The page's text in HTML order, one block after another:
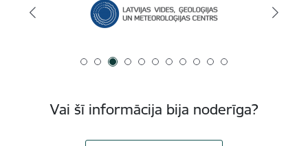
Vai šī informācija bija noderīga?